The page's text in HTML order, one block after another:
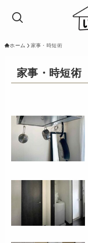
ホーム 家事・時短術
家事・時短術